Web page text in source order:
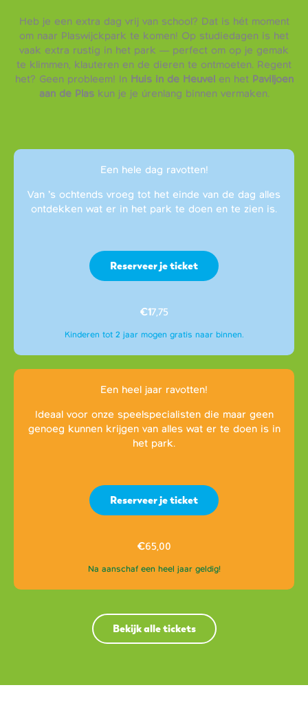
Heb je een extra dag vrij van school? Dat is hét moment
om naar Plaswijckpark te komen! Op studiedagen is het
vaak extra rustig in het park — perfect om op je gemak
te klimmen, klauteren en de dieren te ontmoeten. Regent
het? Geen probleem! In Huis in de Heuvelen het Paviljoen
aan de Plaskun je je úrenlang binnen vermaken.
Een hele dag ravotten!
Van ’s ochtends vroeg tot het einde van de dag alles
ontdekken wat er in het park te doen en te zien is.
Reserveer je ticket
€17,75
Kinderen tot 2 jaar mogen gratis naar binnen.
Een heel jaar ravotten!
Ideaal voor onze speelspecialisten die maar geen
genoeg kunnen krijgen van alles wat er te doen is in
het park.
Reserveer je ticket
€65,00
Na aanschaf een heel jaar geldig!
Bekijk alle tickets